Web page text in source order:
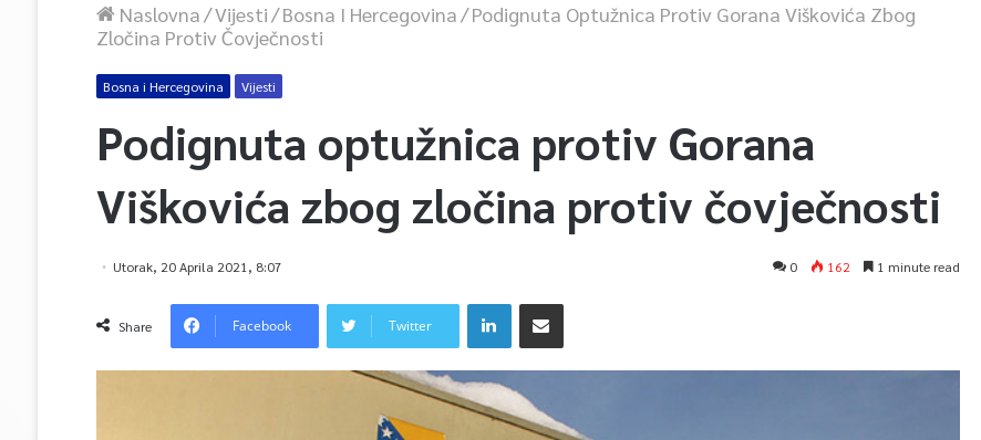
Naslovna/Vijesti/Bosna I Hercegovina/Podignuta Optužnica Protiv Gorana Viškovića Zbog
Zločina Protiv Čovječnosti
Bosna i Hercegovina Vijesti
Podignuta optužnica protiv Gorana
Viškovića zbog zločina protiv čovječnosti
Utorak, 20 Aprila 2021, 8:07 0 162 1 minute read
Share Facebook Twitter